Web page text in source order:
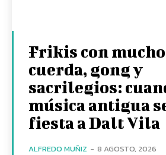
Frikis con
cuerda, gong y
sacrilegios:
música antigua
fiesta a Dalt Vila
ALFREDO MUÑIZ - 8 AGOSTO, 2026